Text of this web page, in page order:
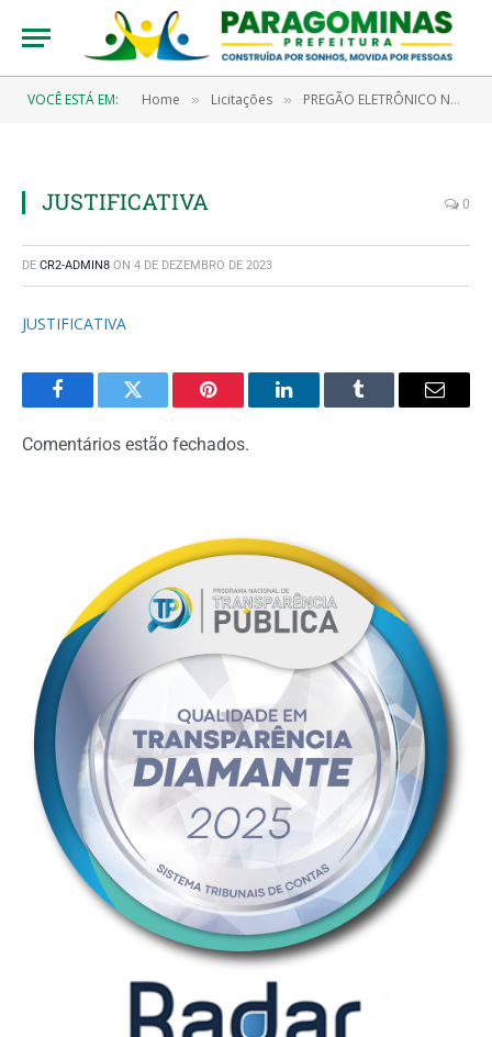
VOCÊ ESTÁ EM: Home » Licitações » PREGÃO ELETRÔNICO N° 9/2022-00099-SRP (CONTRATAÇÃO DE EMPRESA PARA SERVIÇOS DE HOSPEDAGEM, OBJETIVANDO ATENDER AS SECRETARIAS MUNICIPAIS)
JUSTIFICATIVA 0
DE CR2-ADMIN8 ON 4 DE DEZEMBRO DE 2023
JUSTIFICATIVA
FacebookTwitter Pinterest LinkedInTumblr Email
Comentários estão fechados.